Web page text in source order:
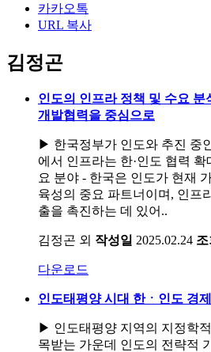
카카오톡
URL 복사
김정곤
인도의 인프라 정책 및 수요 분
개발협력을 중심으로
▶ 한국정부가 인도와 추진 중
에서 인프라는 한·인도 협력
요 분야 - 한국은 인도가 현재
육성의 중요 파트너이며, 인프
출을 촉진하는 데 있어..
김정곤 외 작성일 2025.02.24
다운로드
인도태평양 시대 한ㆍ인도 경
▶ 인도태평양 지역의 지정학
목받는 가운데 인도의 전략적